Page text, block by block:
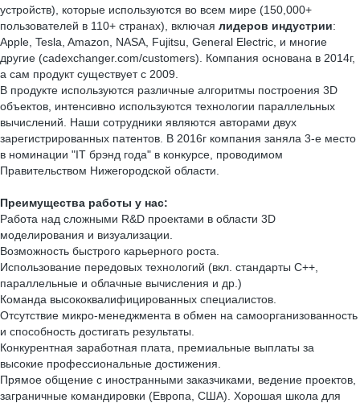
устройств), которые используются во всем мире (150,000+
пользователей в 110+ странах), включая лидеров индустрии:
Apple, Tesla, Amazon, NASA, Fujitsu, General Electric, и многие
другие (cadexchanger.com/customers). Компания основана в 2014г,
а сам продукт существует с 2009.
В продукте используются различные алгоритмы построения 3D
объектов, интенсивно используются технологии параллельных
вычислений. Наши сотрудники являются авторами двух
зарегистрированных патентов. В 2016г компания заняла 3-е место
в номинации "IT брэнд года" в конкурсе, проводимом
Правительством Нижегородской области.
Преимущества работы у нас:
Работа над сложными R&D проектами в области 3D
моделирования и визуализации.
Возможность быстрого карьерного роста.
Использование передовых технологий (вкл. стандарты С++,
параллельные и облачные вычисления и др.)
Команда высококвалифицированных специалистов.
Отсутствие микро-менеджмента в обмен на самоорганизованность
и способность достигать результаты.
Конкурентная заработная плата, премиальные выплаты за
высокие профессиональные достижения.
Прямое общение с иностранными заказчиками, ведение проектов,
заграничные командировки (Европа, США). Хорошая школа для